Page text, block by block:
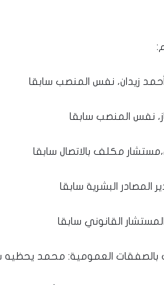
زيدان، نفس المنصب سابقا
نفس المنصب سابقا
مكلف بالاتصال سابقا
المصادر البشرية سابقا
القانوني سابقا
العمومية: محمد يحظيه